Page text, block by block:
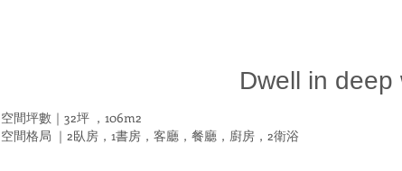
Dwell in deep
空間坪數｜32坪 ，106m2
空間格局 ｜2臥房，1書房，客廳，餐廳，廚房，2衛浴